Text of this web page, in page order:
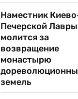
Наместник
Печерской Лавры
молится за
возвращение
монастырю
земель